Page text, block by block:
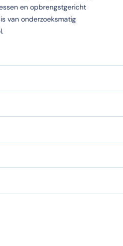
Aanschaf boeken ongeveer €350,-.
en opbrengstgericht
van onderzoeksmatig